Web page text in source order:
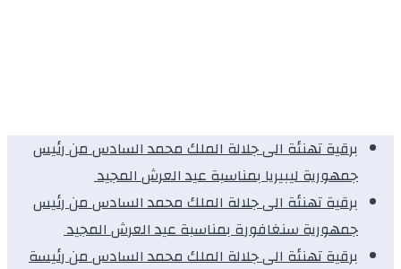
برقية تهنئة الى جلالة الملك محمد السادس من رئيس
جمهورية ليبيريا بمناسبة عيد العرش المجيد
برقية تهنئة الى جلالة الملك محمد السادس من رئيس
جمهورية سنغافورة بمناسبة عيد العرش المجيد
برقية تهنئة الى جلالة الملك محمد السادس من رئيسة